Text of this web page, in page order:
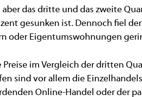
das dritte und das zweite
gesunken ist. Dennoch fiel
oder Eigentumswohnungen
im Vergleich der dritten
sind vor allem die
Online-Handel oder der